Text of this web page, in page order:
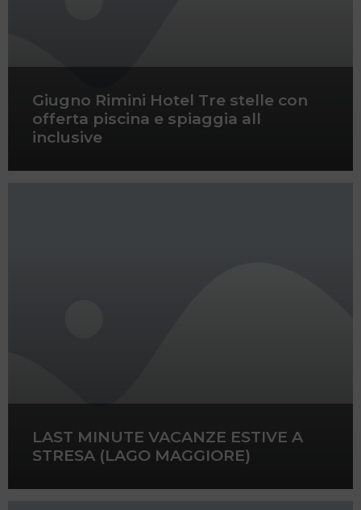
Giugno Rimini Hotel Tre stelle con
offerta piscina e spiaggia all
inclusive
LAST MINUTE VACANZE ESTIVE A
STRESA (LAGO MAGGIORE)